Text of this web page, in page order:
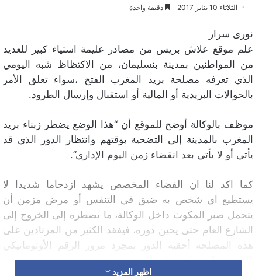
الثلاثاء 10 يناير 2017 دقيقة واحدة
نورى سرار
علم موقع علاش بريس من مصادر عليمة استياء كبير للعديد
من المواطنين بمدينة بنسليمان، من الاكتظاظ شبه اليومي
الذي تعرفه مصلحة بريد المغرب الفتح ،سواء تعلق الأمر
بالحوالات البريدية أو المالية أو استقبال وإرسال الطرود.
موظف بالوكالة أوضح للموقع أن “هذا الوضع يضطر زبناء بريد
المغرب بالمدينة إلى التضحية بوقتهم وانتظار الدور الذي قد
يأتي أو لا يأتي بعد انقضاء زمن اليوم الإداري”.
كما اكد لنا ان الفضاء المخصص يشهد ازدحاما شديدا لا
يستطيع اي شخص به ضيق في التنفس أو مرض مزمن أن
يتحمل صبر المكوث داخل الوكالة، ما يضطره إلى الخروج إلى
الشارع العام حتى يحين دوره، فيفقد الكثير من المرتادين على
هذه المصلحة أحقية الدور بمجرد مرور الرقم الأوتوماتيكي
المثبت و الغير المشغل
اظهر المزيد